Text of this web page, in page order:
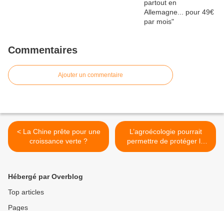
Commentaires
Ajouter un commentaire
< La Chine prête pour une
croissance verte ?
L’agroécologie pourrait
permettre de protéger la
planète >
Hébergé par Overblog
Top articles
Pages